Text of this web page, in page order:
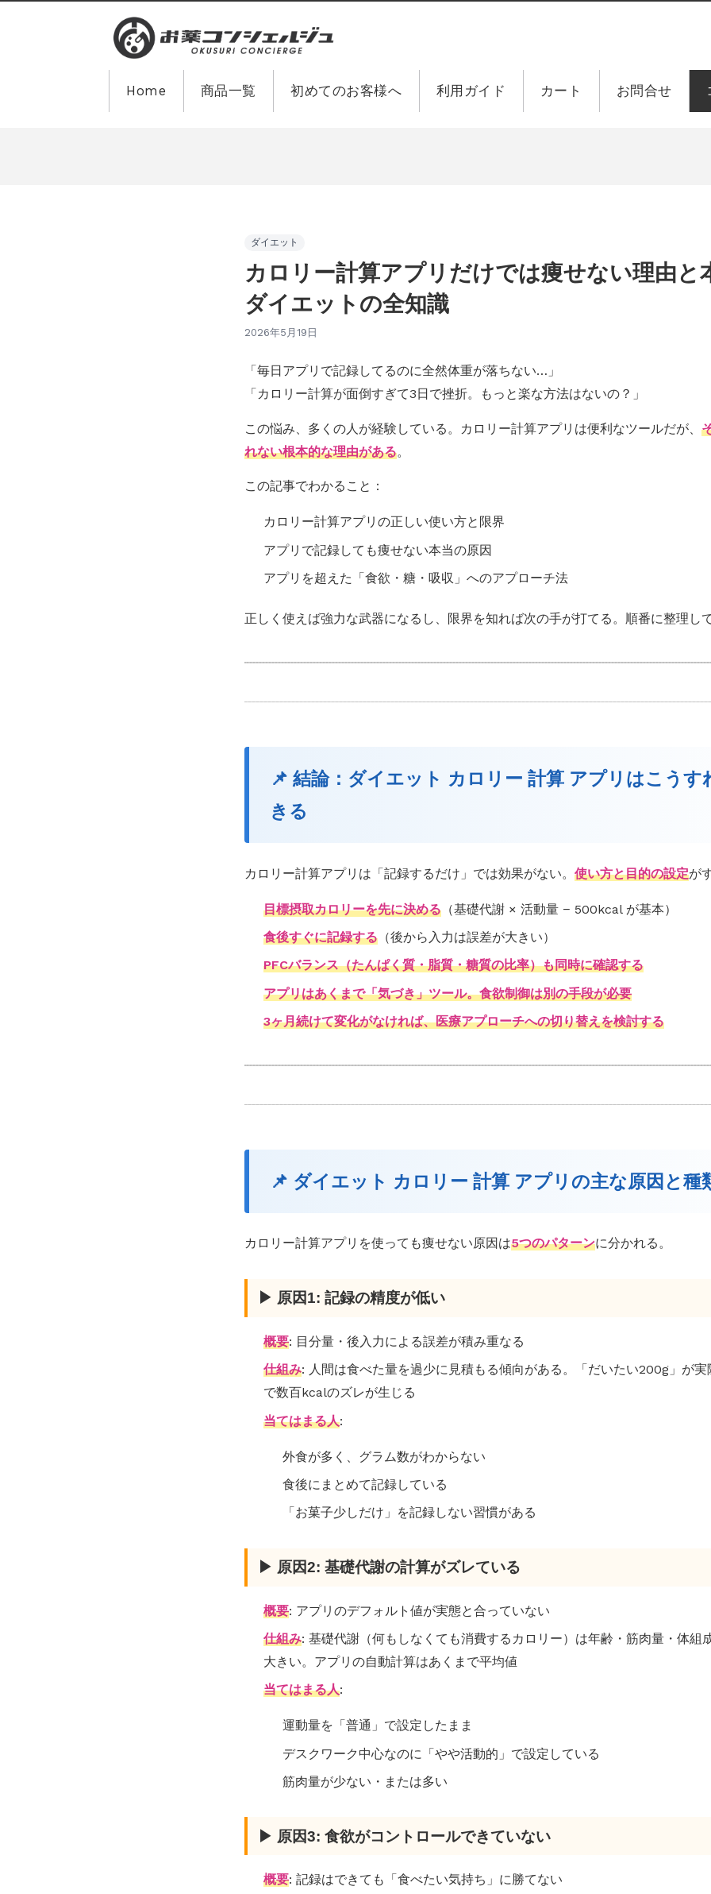
Home 商品一覧 初めてのお客様へ 利用ガイド カート お問合せ
ダイエット
カロリー計算アプリだけでは痩せない理由と
ダイエットの全知識
2026年5月19日
「毎日アプリで記録してるのに全然体重が落ちない…」
「カロリー計算が面倒すぎて3日で挫折。もっと楽な方法はないの？」
この悩み、多くの人が経験している。カロリー計算アプリは便利なツールだが、
れない根本的な理由がある。
この記事でわかること：
カロリー計算アプリの正しい使い方と限界
アプリで記録しても痩せない本当の原因
アプリを超えた「食欲・糖・吸収」へのアプローチ法
正しく使えば強力な武器になるし、限界を知れば次の手が打てる。順番に整理して
📌 結論：ダイエット カロリー 計算 アプリはこうす
きる
カロリー計算アプリは「記録するだけ」では効果がない。 使い方と目的の設定が
目標摂取カロリーを先に決める （基礎代謝 × 活動量 − 500kcal が基本）
食後すぐに記録する （後から入力は誤差が大きい）
PFCバランス（たんぱく質・脂質・糖質の比率）も同時に確認する
アプリはあくまで「気づき」ツール。食欲制御は別の手段が必要
3ヶ月続けて変化がなければ、医療アプローチへの切り替えを検討する
📌 ダイエット カロリー 計算 アプリの主な原因と種
カロリー計算アプリを使っても痩せない原因は5つのパターンに分かれる。
▶ 原因1: 記録の精度が低い
概要: 目分量・後入力による誤差が積み重なる
仕組み: 人間は食べた量を過少に見積もる傾向がある。「だいたい200g」が実
で数百kcalのズレが生じる
当てはまる人:
外食が多く、グラム数がわからない
食後にまとめて記録している
「お菓子少しだけ」を記録しない習慣がある
▶ 原因2: 基礎代謝の計算がズレている
概要: アプリのデフォルト値が実態と合っていない
仕組み: 基礎代謝（何もしなくても消費するカロリー）は年齢・筋肉量・体組
大きい。アプリの自動計算はあくまで平均値
当てはまる人:
運動量を「普通」で設定したまま
デスクワーク中心なのに「やや活動的」で設定している
筋肉量が少ない・または多い
▶ 原因3: 食欲がコントロールできていない
概要: 記録はできても「食べたい気持ち」に勝てない